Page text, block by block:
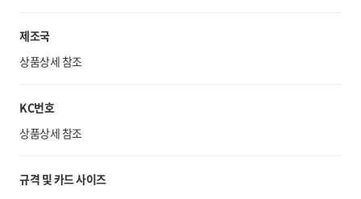
제조국
상품상세 참조
KC번호
상품상세 참조
규격 및 카드 사이즈